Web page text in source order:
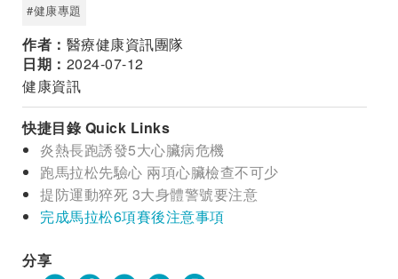
#健康專題
作者： 醫療健康資訊團隊
日期： 2024-07-12
健康資訊
快捷目錄 Quick Links
炎熱長跑誘發5大心臟病危機
跑馬拉松先驗心 兩項心臟檢查不可少
提防運動猝死 3大身體警號要注意
完成馬拉松6項賽後注意事項
分享